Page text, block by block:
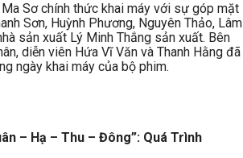
Sơ chính thức khai máy với sự góp mặt
Sơn, Huỳnh Phương, Nguyên Thảo, Lâm
sản xuất Lý Minh Thắng sản xuất. Bên
diễn viên Hứa Vĩ Văn và Thanh Hằng đã
ngày khai máy của bộ phim.
– Hạ – Thu – Đông”: Quá Trình